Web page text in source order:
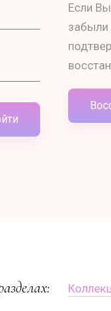
Если
забыли